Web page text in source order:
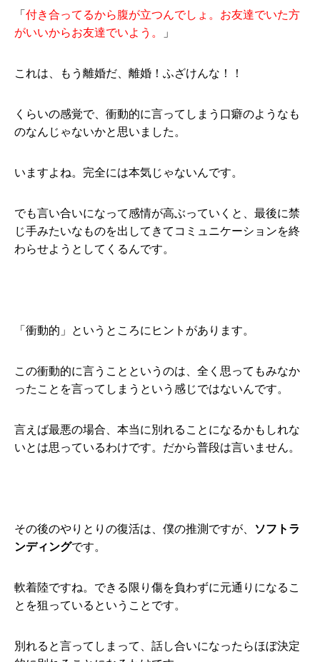
「 付き合ってるから腹が立つんでしょ。お友達でいた方
がいいからお友達でいよう。
」
これは、もう離婚だ、離婚！ふざけんな！！
くらいの感覚で、衝動的に言ってしまう口癖のようなも
のなんじゃないかと思いました。
いますよね。完全には本気じゃないんです。
でも言い合いになって感情が高ぶっていくと、最後に禁
じ手みたいなものを出してきてコミュニケーションを終
わらせようとしてくるんです。
「衝動的」というところにヒントがあります。
この衝動的に言うことというのは、全く思ってもみなか
ったことを言ってしまうという感じではないんです。
言えば最悪の場合、本当に別れることになるかもしれな
いとは思っているわけです。だから普段は言いません。
その後のやりとりの復活は、僕の推測ですが、
ソフトラ
ンディングです。
軟着陸ですね。できる限り傷を負わずに元通りになるこ
とを狙っているということです。
別れると言ってしまって、話し合いになったらほぼ決定